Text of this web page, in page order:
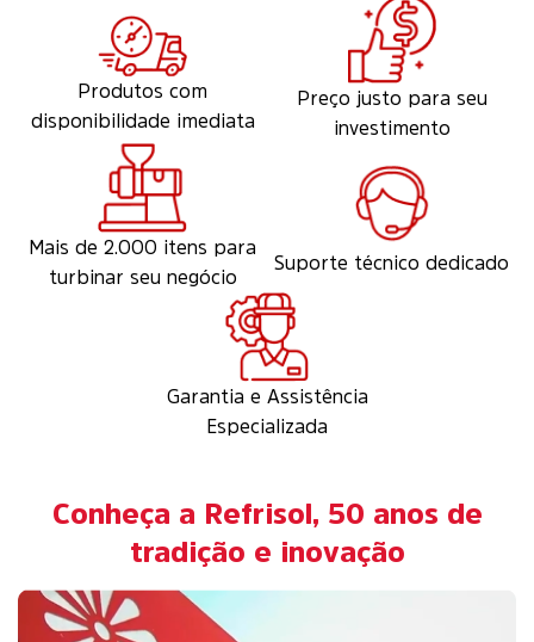
Produtos com
disponibilidade imediata
Preço justo para seu
investimento
Mais de 2.000 itens para
turbinar seu negócio
Suporte técnico dedicado
Garantia e Assistência
Especializada
Conheça a Refrisol, 50 anos de
tradição e inovação